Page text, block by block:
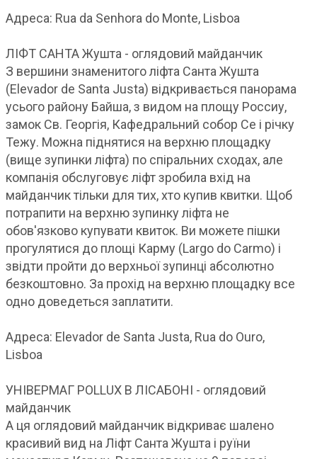
Адреса: Rua da Senhora do Monte, Lisboa
ЛІФТ САНТА Жушта ​​- оглядовий майданчик
З вершини знаменитого ліфта Санта Жушта ​​
(Elevador de Santa Justa) відкривається панорама
усього району Байша, з видом на площу Россиу,
замок Св. Георгія, Кафедральний собор Се і річку
Тежу. Можна піднятися на верхню площадку
(вище зупинки ліфта) по спіральних сходах, але
компанія обслуговує ліфт зробила вхід на
майданчик тільки для тих, хто купив квитки. Щоб
потрапити на верхню зупинку ліфта не
обов'язково купувати квиток. Ви можете пішки
прогулятися до площі Карму (Largo do Carmo) і
звідти пройти до верхньої зупинці абсолютно
безкоштовно. За прохід на верхню площадку все
одно доведеться заплатити.
Адреса: Elevador de Santa Justa, Rua do Ouro,
Lisboa
УНІВЕРМАГ POLLUX В ЛІСАБОНІ - оглядовий
майданчик
А ця оглядовий майданчик відкриває шалено
красивий вид на Ліфт Санта Жушта ​​і руїни